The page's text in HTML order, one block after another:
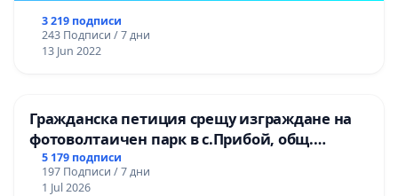
3 219 подписи
243 Подписи / 7 дни
13 Jun 2022
Гражданска петиция срещу изграждане на
фотоволтаичен парк в с.Прибой, общ.
Радомир
5 179 подписи
197 Подписи / 7 дни
1 Jul 2026